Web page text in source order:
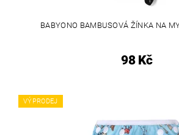
BABYONO BAMBUSOVÁ ŽÍNKA NA
98 Kč
VÝPRODEJ